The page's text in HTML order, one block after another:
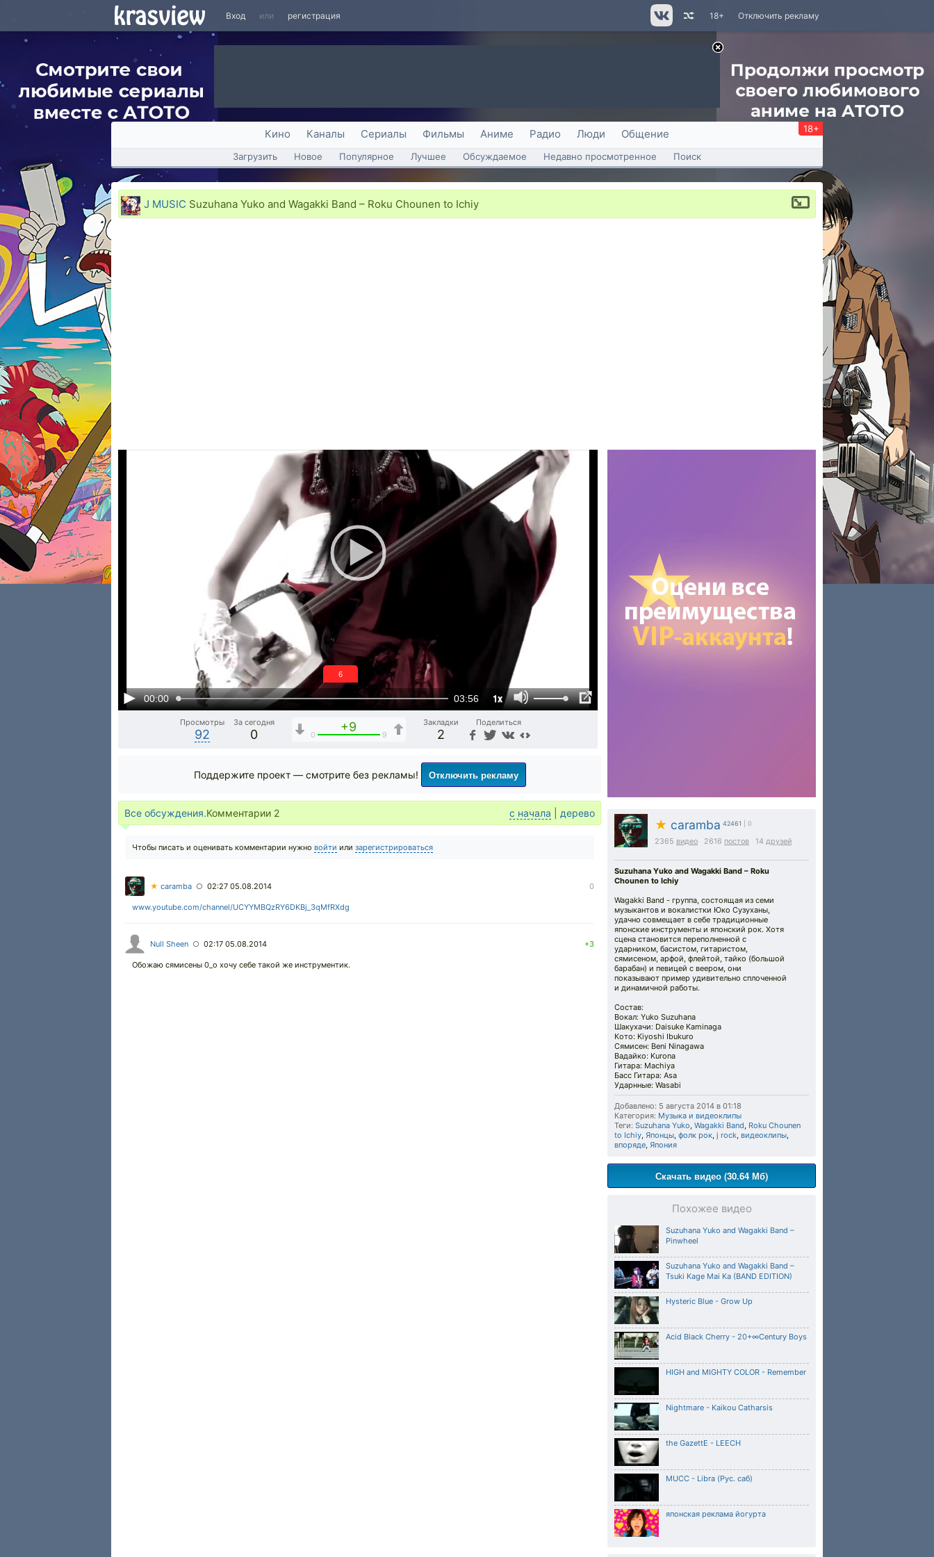
Вход или регистрация Отключить рекламу
18+
Кино Каналы Сериалы Фильмы Аниме Радио Люди Общение 18+
Загрузить Новое Популярное Лучшее Обсуждаемое Недавно просмотренное Поиск
J MUSIC Suzuhana Yuko and Wagakki Band – Roku Chounen to Ichiy
00:00 03:56 1x
5
Просмотры
92
За сегодня
0
+9
0 9
Закладки
2
Поделиться
★ caramba 42461 | 0
2365 видео 2616 постов 14 друзей
Suzuhana Yuko and Wagakki Band – Roku
Chounen to Ichiy
Wagakki Band - группа, состоящая из семи
музыкантов и вокалистки Юко Сузуханы,
удачно совмещает в себе традиционные
японские инструменты и японский рок. Хотя
сцена становится переполненной с
ударником, басистом, гитаристом,
сямисеном, арфой, флейтой, тайко (большой
барабан) и певицей с веером, они
показывают пример удивительно сплоченной
и динамичной работы.
Cостав:
Вокал: Yuko Suzuhana
Шакухачи: Daisuke Kaminaga
Кото: Kiyoshi Ibukuro
Сямисен: Beni Ninagawa
Вадайко: Kurona
Гитара: Machiya
Басс Гитара: Asa
Ударнные: Wasabi
Добавлено: 5 августа 2014 в 01:18
Категория: Музыка и видеоклипы
Теги: Suzuhana Yuko, Wagakki Band, Roku Chounen
to Ichiy, Японцы, фолк рок, j rock, видеоклипы,
впоряде, Япония
Скачать видео (30.64 Мб)
Похожее видео
Suzuhana Yuko and Wagakki Band –
Pinwheel
Suzuhana Yuko and Wagakki Band –
Tsuki Kage Mai Ka (BAND EDITION)
Hysteric Blue - Grow Up
Acid Black Cherry - 20+∞Century Boys
HIGH and MIGHTY COLOR - Remember
Nightmare - Kaikou Catharsis
the GazettE - LEECH
MUCC - Libra (Рус. саб)
японская реклама йогурта
Поддержите проект — смотрите без рекламы! Отключить рекламу
Все обсуждения.Комментарии 2 с начала дерево
Чтобы писать и оценивать комментарии нужно войти или зарегистрироваться
★ caramba ○ 02:27 05.08.2014 0
www.youtube.com/channel/UCYYMBQzRY6DKBj_3qMfRXdg
Null Sheen ○ 02:17 05.08.2014 +3
Обожаю сямисены 0_о хочу себе такой же инструментик.